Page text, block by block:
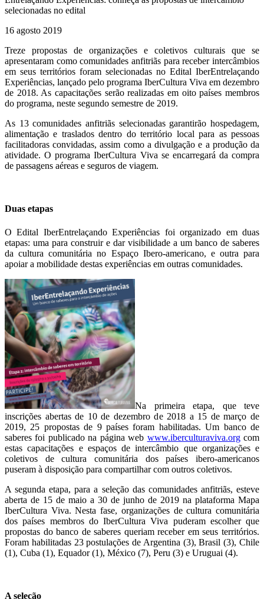
selecionadas no edital
16 agosto 2019
Treze propostas de organizações e coletivos culturais que se
apresentaram como comunidades anfitriãs para receber intercâmbios
em seus territórios foram selecionadas no Edital IberEntrelaçando
Experiências, lançado pelo programa IberCultura Viva em dezembro
de 2018. As capacitações serão realizadas em oito países membros
do programa, neste segundo semestre de 2019.
As 13 comunidades anfitriãs selecionadas garantirão hospedagem,
alimentação e traslados dentro do território local para as pessoas
facilitadoras convidadas, assim como a divulgação e a produção da
atividade. O programa IberCultura Viva se encarregará da compra
de passagens aéreas e seguros de viagem.
Duas etapas
O Edital IberEntrelaçando Experiências foi organizado em duas
etapas: uma para construir e dar visibilidade a um banco de saberes
da cultura comunitária no Espaço Ibero-americano, e outra para
apoiar a mobilidade destas experiências em outras comunidades.
Na primeira etapa, que teve
inscrições abertas de 10 de dezembro de 2018 a 15 de março de
2019, 25 propostas de 9 países foram habilitadas. Um banco de
saberes foi publicado na página web www.iberculturaviva.orgcom
estas capacitações e espaços de intercâmbio que organizações e
coletivos de cultura comunitária dos países ibero-americanos
puseram à disposição para compartilhar com outros coletivos.
A segunda etapa, para a seleção das comunidades anfitriãs, esteve
aberta de 15 de maio a 30 de junho de 2019 na plataforma Mapa
IberCultura Viva. Nesta fase, organizações de cultura comunitária
dos países membros do IberCultura Viva puderam escolher que
propostas do banco de saberes queriam receber em seus territórios.
Foram habilitadas 23 postulações de Argentina (3), Brasil (3), Chile
(1), Cuba (1), Equador (1), México (7), Peru (3) e Uruguai (4).
A seleção